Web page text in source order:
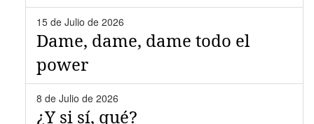
15 de Julio de 2026
Dame, dame, dame todo el
power
8 de Julio de 2026
¿Y si sí, qué?